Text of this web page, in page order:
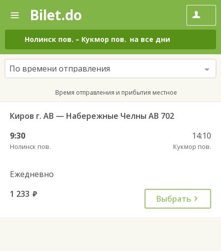
—
Поиск
и
покупка
билетов
на
автобус
онлайн
Bilet.do
Нолинск пов. – Кукмор пов. на все дни
По времени отправления
Время отправления и прибытия местное
Киров г. АВ — Набережные Челны АВ 702
9:30
Нолинск пов.
14:10
Кукмор пов.
Ежедневно
1 233 руб. Выбрать